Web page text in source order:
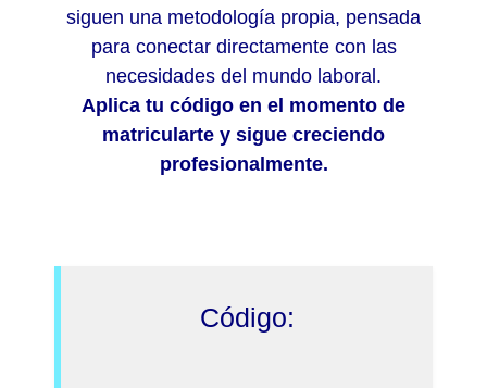
siguen una metodología propia, pensada
para conectar directamente con las
necesidades del mundo laboral.
Aplica tu código en el momento de
matricularte y sigue creciendo
profesionalmente.
Código: